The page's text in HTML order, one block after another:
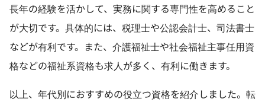
長年の経験を活かして、実務に関する専門性を高めること
が大切です。具体的には、税理士や公認会計士、司法書士
などが有利です。また、介護福祉士や社会福祉主事任用資
格などの福祉系資格も求人が多く、有利に働きます。
以上、年代別におすすめの役立つ資格を紹介しました。転